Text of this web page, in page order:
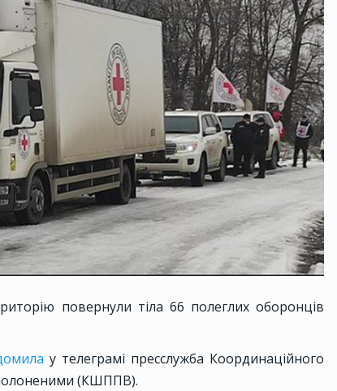
повернули тіла 66 полеглих оборонців
у телеграмі пресслужба Координаційного
(КШППВ).